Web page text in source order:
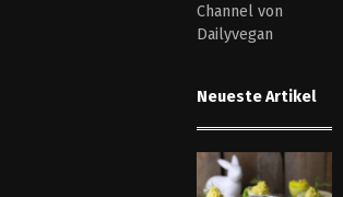
Channel von
Dailyvegan
Neueste Artikel